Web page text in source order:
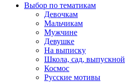
Выбор по тематикам
Девочкам
Мальчикам
Мужчине
Девушке
На выписку
Школа, сад, выпускной
Космос
Русские мотивы